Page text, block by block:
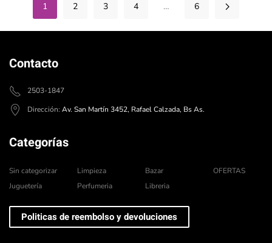
1 2 3 4 … 6
Contacto
2503-1847
Dirección: Av. San Martín 3452, Rafael Calzada, Bs As.
Categorías
Sin categorizar
Juguetería
Limpieza
Perfumeria
Bazar
Libreria
OFERTAS
Politicas de reembolso y devoluciones